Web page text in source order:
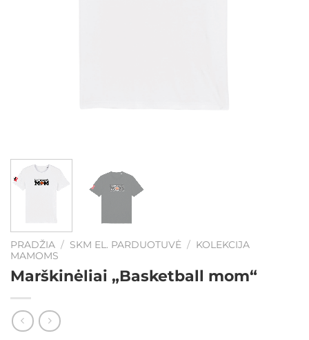
PRADŽIA / SKM EL. PARDUOTUVĖ / KOLEKCIJA
MAMOMS
Marškinėliai „Basketball mom“